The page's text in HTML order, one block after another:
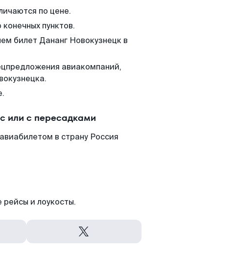
по цене.
пунктов.
билет Дананг Новокузнецк в
авиакомпаний,
или с пересадками
в страну Россия
рейсы и лоукосты.